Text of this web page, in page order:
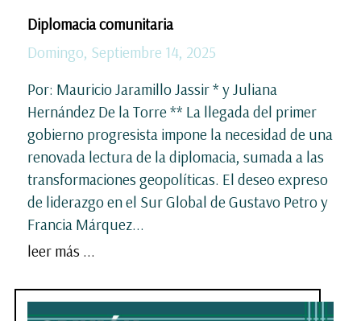
Diplomacia comunitaria
Domingo, Septiembre 14, 2025
Por: Mauricio Jaramillo Jassir * y Juliana
Hernández De la Torre ** La llegada del primer
gobierno progresista impone la necesidad de una
renovada lectura de la diplomacia, sumada a las
transformaciones geopolíticas. El deseo expreso
de liderazgo en el Sur Global de Gustavo Petro y
Francia Márquez...
leer más ...